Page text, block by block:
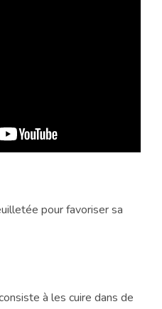
pour favoriser sa
à les cuire dans de